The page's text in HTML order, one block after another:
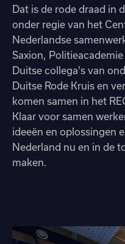
Dat is de rode draad in
onder regie van het
Nederlandse
Saxion,
Duitse collega's van
Duitse Rode Kruis en
komen samen in het
Klaar voor samen
ideeën en oplossingen
Nederland nu en in de
maken.